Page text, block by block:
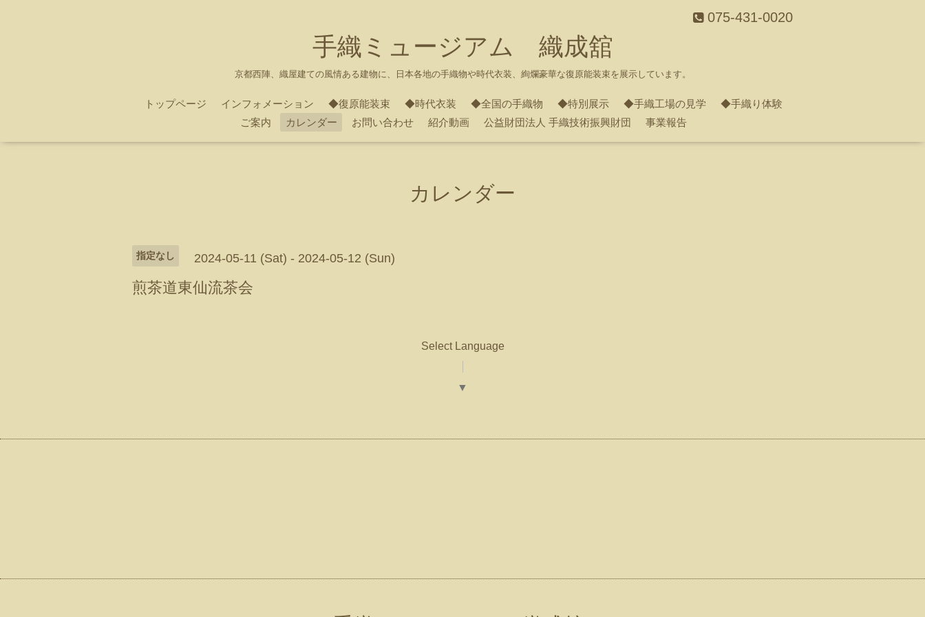
075-431-0020
手織ミュージアム 織成舘
京都西陣、織屋建ての風情ある建物に、日本各地の手織物や時代衣装、絢爛豪華な復原能装束を展示しています。
トップページ インフォメーション ◆復原能装束 ◆時代衣装 ◆全国の手織物 ◆特別展示 ◆手織工場の見学
◆手織り体験
ご案内
カレンダー お問い合わせ 紹介動画 公益財団法人 手織技術振興財団 事業報告
カレンダー
指定なし 2024-05-11 (Sat) - 2024-05-12 (Sun)
煎茶道東仙流茶会
Select Language
▼